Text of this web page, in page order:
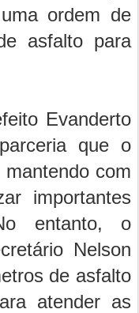
ordem de
asfalto para
Evanderto
que o
com
importantes
entanto, o
Nelson
de asfalto
atender as